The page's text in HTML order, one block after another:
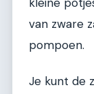
van zware
pompoen.
Je kunt de